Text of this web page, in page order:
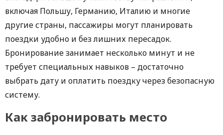
включая Польшу, Германию, Италию и многие
другие страны, пассажиры могут планировать
поездки удобно и без лишних пересадок.
Бронирование занимает несколько минут и не
требует специальных навыков – достаточно
выбрать дату и оплатить поездку через безопасную
систему.
Как забронировать место